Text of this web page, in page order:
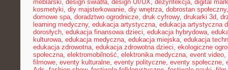
meblarski, design światła, design UI/UX, dezynfekcja, digital
kosmetyki, diy majsterkowanie, diy wnętrza, dobrostan społeczny
domowe spa, doradztwo ogrodnicze, druk cyfrowy, drukarki 3d,
learning medyczny, edukacja artystyczna, edukacja artystyczna
dorosłych, edukacja finansowa dzieci, edukacja hybrydowa,
kulturowa, edukacja medyczna, edukacja miejska, edukacja
edukacja zdrowotna, edukacja zdrowotna dzieci, ekologiczne
społeczna, elektromobilność, elektronika medyczna, event video,
filmowe, eventy kulturalne, eventy polityczne, eventy społeczne,